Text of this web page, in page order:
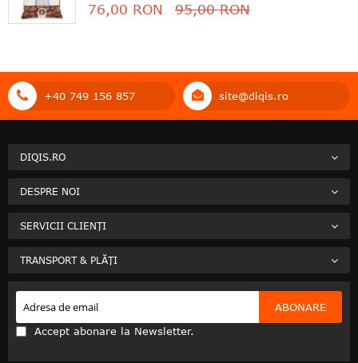
76,00 RON 95,00 RON
+40 749 156 857 site@diqis.ro
DIQIS.RO
DESPRE NOI
SERVICII CLIENȚI
TRANSPORT & PLĂȚI
ABONARE
Accept abonare la Newsletter.